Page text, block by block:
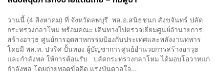
วานนี้ (4 สิงหาคม) ที่ จังหวัดลพบุรี พล.อ.สนิธชนก สังขจันทร์ ปลัด
กระทรวงกลาโหม พร้อมคณะ เดินทางไปตรวจเยี่ยมศูนย์อำนวยการ
สร้างอาวุธ ศูนย์การอุตสาหกรรมป้องกันประเทศและพลังงานทหาร
โดยมี พล.ท. ปวริศ ปั้นทอง ผู้บัญชาการศูนย์อำนวยการสร้างอาวุธ
และกำลังพล ให้การต้อนรับ ปลัดกระทรวงกลาโหม ได้มอบโอวาทแก่
กำลังพล โดยถ่ายทอดข้อคิด แรงบันดาลใจ...